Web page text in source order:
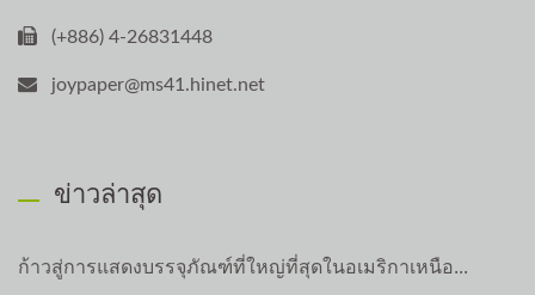
(+886) 4-26831448
joypaper@ms41.hinet.net
ข่าวล่าสุด
ก้าวสู่การแสดงบรรจุภัณฑ์ที่ใหญ่ที่สุดในอเมริกาเหนือ...